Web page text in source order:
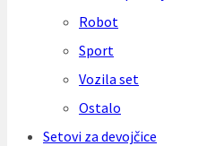
Robot
Sport
Vozila set
Ostalo
Setovi za devojčice